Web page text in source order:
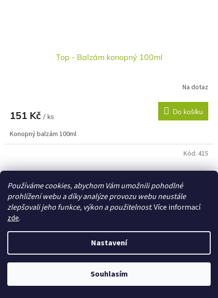
Používáme cookies, abychom Vám umožnili pohodlné
prohlížení webu a díky analýze provozu webu neustále
zlepšovali jeho funkce, výkon a použitelnost. Více informací
zde.
Nastavení
Souhlasím
Top - Balzám konopný 100ml
Na dotaz
151 Kč / ks
Do košíku
Konopný balzám 100ml
Kód: 415